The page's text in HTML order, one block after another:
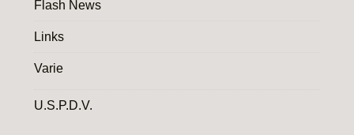
Flash News
Links
Varie
U.S.P.D.V.